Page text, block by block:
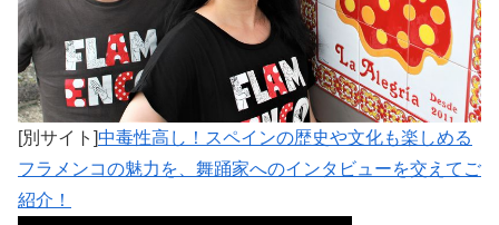
[別サイト]中毒性高し！スペインの歴史や文化も楽しめる
フラメンコの魅力を、舞踊家へのインタビューを交えてご
紹介！